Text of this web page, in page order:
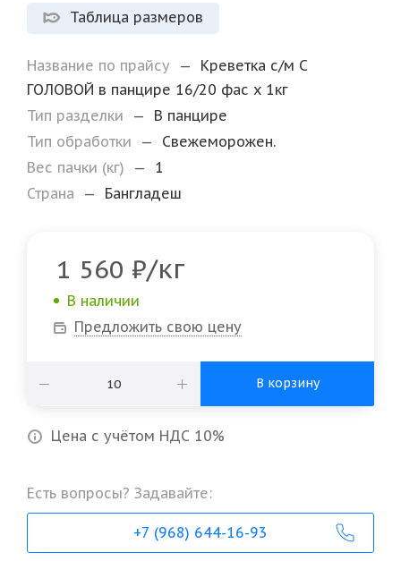
Таблица размеров
Название по прайсу —
Креветка с/м С
ГОЛОВОЙ в панцире 16/20 фас х 1кг
Тип разделки
—
В панцире
Тип обработки
—
Свежеморожен.
Вес пачки (кг)
—
1
Страна
— Бангладеш
1 560 ₽/кг
В наличии
Предложить свою цену
В корзину
Цена с учётом НДС 10%
Есть вопросы? Задавайте:
+7 (968) 644-16-93